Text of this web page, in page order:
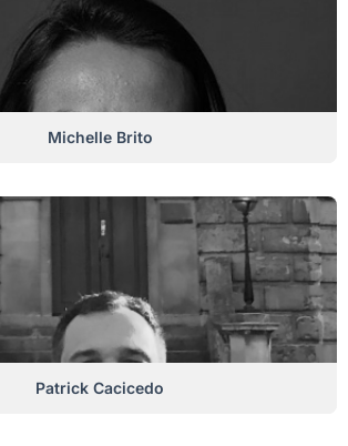
Michelle Brito
Patrick Cacicedo